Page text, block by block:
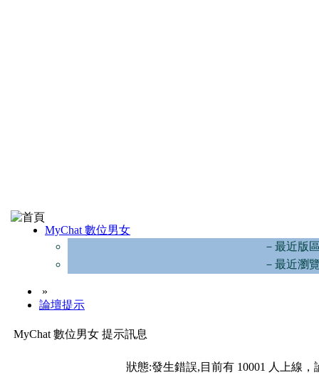
MyChat 數位男女
－最近版
－最近瀏
»
論壇提示
MyChat 數位男女 提示訊息
狀態:發生錯誤,目前有 10001 人上線